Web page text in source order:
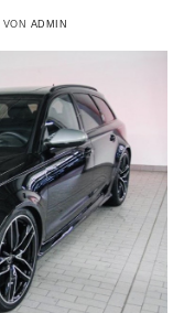
VON ADMIN